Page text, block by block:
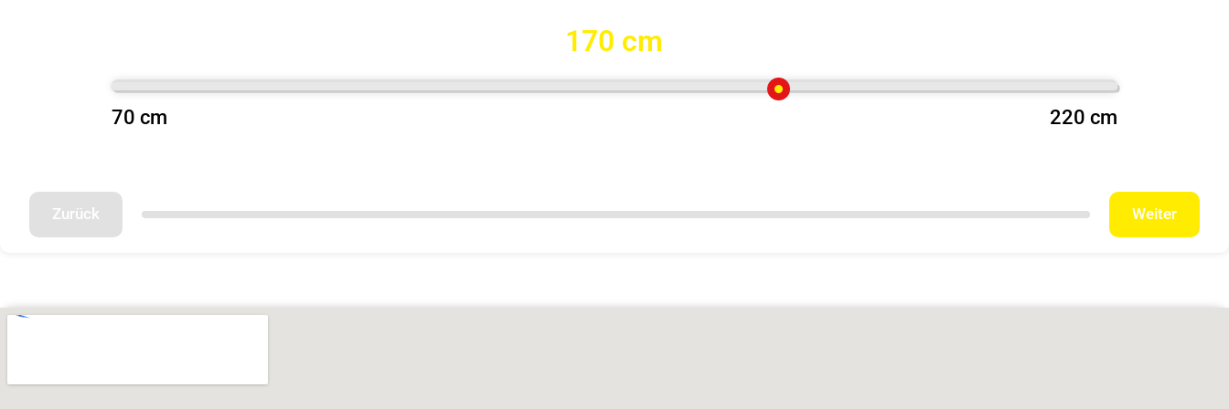
170 cm
70 cm 220 cm
Zurück Weiter